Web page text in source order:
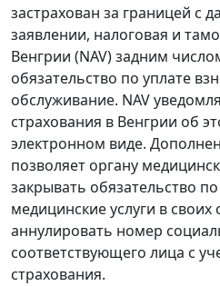
застрахован за границей с
заявлении, налоговая и
Венгрии (NAV) задним
обязательство по уплате
обслуживание. NAV
страхования в Венгрии об
электронном виде.
позволяет органу
закрывать обязательство
медицинские услуги в своих
аннулировать номер
соответствующего лица с
страхования.